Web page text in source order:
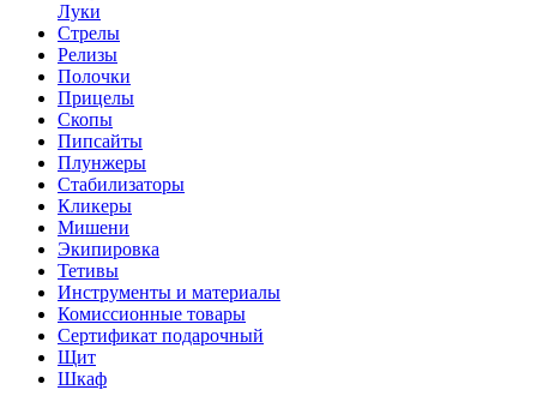
Луки
Стрелы
Релизы
Полочки
Прицелы
Скопы
Пипсайты
Плунжеры
Стабилизаторы
Кликеры
Мишени
Экипировка
Тетивы
Инструменты и материалы
Комиссионные товары
Сертификат подарочный
Щит
Шкаф